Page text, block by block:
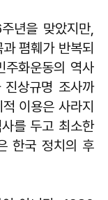
기
년을 맞았지만,
폄훼가 반복되
주화운동의 역사
상규명 조사까
이용은 사라지
를 두고 최소한
한국 정치의 후